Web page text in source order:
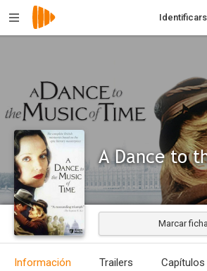
Marcar ficha
Información Trailers Capítulos